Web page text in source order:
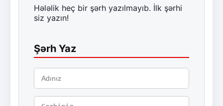
Hələlik heç bir şərh yazılmayıb. İlk şərhi
siz yazın!
Şərh Yaz